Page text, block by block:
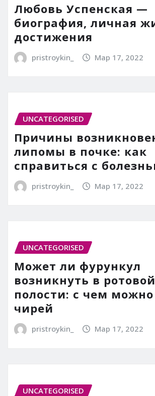
Любовь Успенская —
биография, личная
достижения
pristroykin_ Мар 17, 2022
UNCATEGORISED
Причины
липомы в почке: как
справиться с
pristroykin_ Мар 17, 2022
UNCATEGORISED
Может ли фурункул
возникнуть в ротовой
полости: с чем можно
чирей
pristroykin_ Мар 17, 2022
UNCATEGORISED